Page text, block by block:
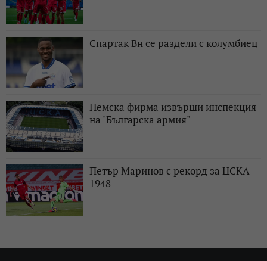
Спартак Вн се раздели с колумбиец
Немска фирма извърши инспекция
на "Българска армия"
Петър Маринов с рекорд за ЦСКА
1948